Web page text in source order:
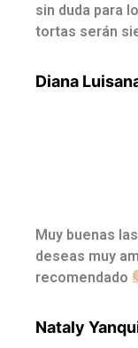
sin duda para
tortas serán
Diana
Muy buenas
deseas muy
recomendado
Nataly